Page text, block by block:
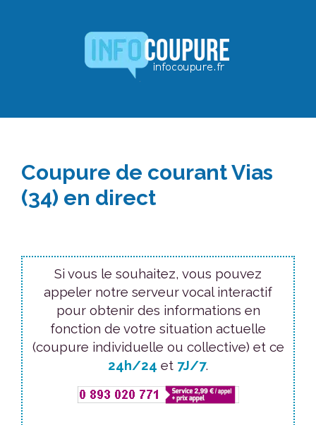
Coupure de courant Vias
(34) en direct
Si vous le souhaitez, vous pouvez
appeler notre serveur vocal interactif
pour obtenir des informations en
fonction de votre situation actuelle
(coupure individuelle ou collective) et ce
24h/24 et 7J/7.